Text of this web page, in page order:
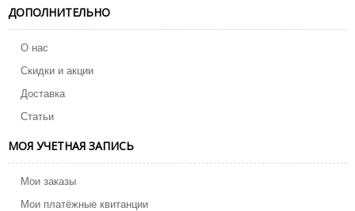
ДОПОЛНИТЕЛЬНО
О нас
Скидки и акции
Доставка
Статьи
МОЯ УЧЕТНАЯ ЗАПИСЬ
Мои заказы
Мои платёжные квитанции